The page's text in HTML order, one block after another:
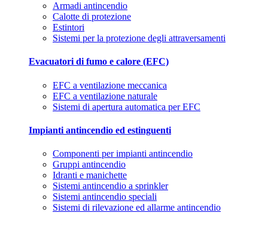
Armadi antincendio
Calotte di protezione
Estintori
Sistemi per la protezione degli attraversamenti
Evacuatori di fumo e calore (EFC)
EFC a ventilazione meccanica
EFC a ventilazione naturale
Sistemi di apertura automatica per EFC
Impianti antincendio ed estinguenti
Componenti per impianti antincendio
Gruppi antincendio
Idranti e manichette
Sistemi antincendio a sprinkler
Sistemi antincendio speciali
Sistemi di rilevazione ed allarme antincendio